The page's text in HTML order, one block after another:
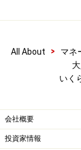
All About > マネ
いく
会社概要
投資家情報